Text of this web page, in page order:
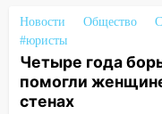
обвиняли в
животными
12:28 Миллион
Ульяновской
провернул
Новости Общество
#юристы
Четыре года
помогли
стенах